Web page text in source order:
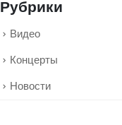
Рубрики
Видео
Концерты
Новости